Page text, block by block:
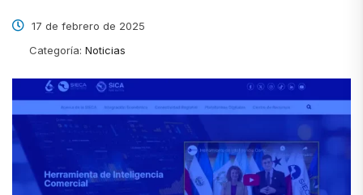
17 de febrero de 2025
Categoría: Noticias